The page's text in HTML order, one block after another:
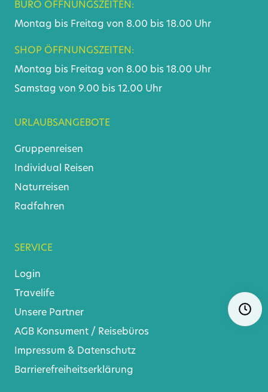
BÜRO ÖFFNUNGSZEITEN:
Montag bis Freitag von 8.00 bis 18.00 Uhr
SHOP ÖFFNUNGSZEITEN:
Montag bis Freitag von 8.00 bis 18.00 Uhr
Samstag von 9.00 bis 12.00 Uhr
URLAUBSANGEBOTE
Gruppenreisen
Individual Reisen
Naturreisen
Radfahren
SERVICE
Login
Travelife
Unsere Partner
AGB Konsument / Reisebüros
Impressum & Datenschutz
Barrierefreiheitserklärung